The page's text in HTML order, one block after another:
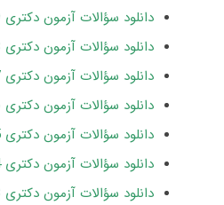
دانلود سؤالات آزمون دکتری 1399 رشته هواشناسی
دانلود سؤالات آزمون دکتری 1398 رشته هواشناسی
دانلود سؤالات آزمون دکتری 1397 رشته هواشناسی
دانلود سؤالات آزمون دکتری 1396 رشته هواشناسی
دانلود سؤالات آزمون دکتری 1395 مجموعه هواشناسی
دانلود سؤالات آزمون دکتری 1394 رشته هواشناسی
دانلود سؤالات آزمون دکتری 1393 رشته هواشناسی